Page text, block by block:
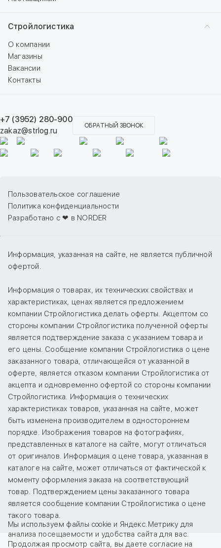
Стройлогистика
О компании
Магазины
Вакансии
Контакты
+7 (3952) 280-900
zakaz@strlog.ru
ОБРАТНЫЙ ЗВОНОК
Пользовательское соглашение
Политика конфиденциальности
Разработано с ❤ в NORDER
Информация, указанная на сайте, не является публичной
офертой.
Информация о товарах, их технических свойствах и
характеристиках, ценах является предложением
компании Стройлогистика делать оферты. Акцептом со
стороны компании Стройлогистика полученной оферты
является подтверждение заказа с указанием товара и
его цены. Сообщение компании Стройлогистика о цене
заказанного товара, отличающейся от указанной в
оферте, является отказом компании Стройлогистика от
акцепта и одновременно офертой со стороны компании
Стройлогистика. Информация о технических
характеристиках товаров, указанная на сайте, может
быть изменена производителем в одностороннем
порядке. Изображения товаров на фотографиях,
представленных в каталоге на сайте, могут отличаться
от оригиналов. Информация о цене товара, указанная в
каталоге на сайте, может отличаться от фактической к
моменту оформления заказа на соответствующий
товар. Подтверждением цены заказанного товара
является сообщение компании Стройлогистика о цене
такого товара.
Мы используем файлы cookie и Яндекс.Метрику для
анализа посещаемости и удобства сайта для вас.
Продолжая просмотр сайта, вы даете согласие на